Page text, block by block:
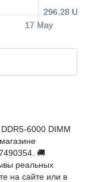
17 May
296.28
6000 DIMM
🚚
реальных
на сайте или в